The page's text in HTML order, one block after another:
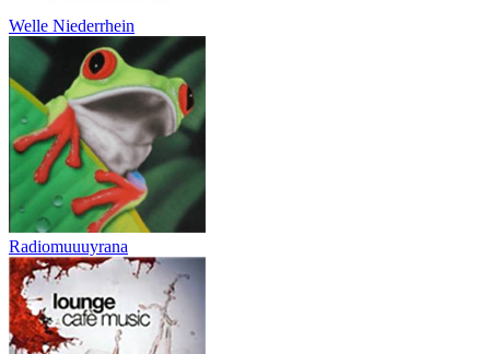
Welle Niederrhein
Radiomuuuyrana